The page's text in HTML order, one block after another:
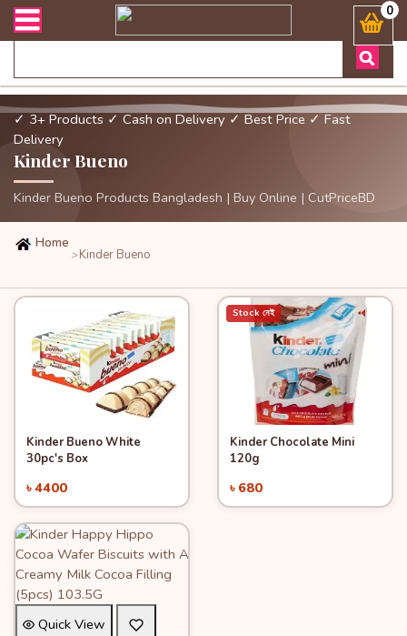
এবং ডেলিভারী সংক্রান্ত যেকোনো জিজ্ঞাসায় কল করুনঃ ( Whatsapp )0
✓ 3+ Products ✓ Cash on Delivery ✓ Best Price ✓ Fast
Delivery
Kinder Bueno
Kinder Bueno Products Bangladesh | Buy Online | CutPriceBD
Home
>Kinder Bueno
Quick ViewAdd to Cart
Kinder Bueno White
30pc's Box
৳ 4400
Stock নেই
Quick View
Kinder Chocolate Mini
120g
৳ 680
Quick View